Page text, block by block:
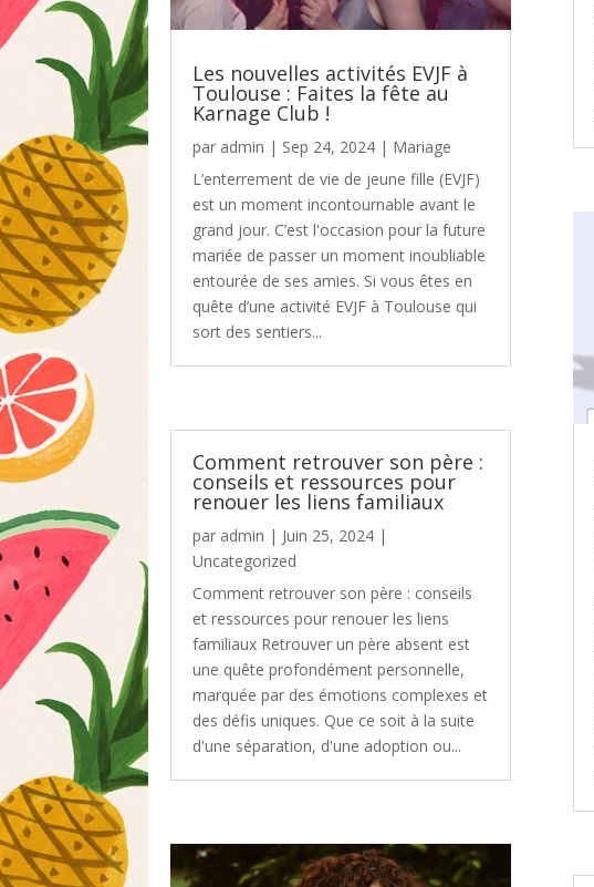
Les nouvelles activités EVJF à
Toulouse : Faites la fête au
Karnage Club !
par admin | Sep 24, 2024 | Mariage
L’enterrement de vie de jeune fille (EVJF)
est un moment incontournable avant le
grand jour. C’est l'occasion pour la future
mariée de passer un moment inoubliable
entourée de ses amies. Si vous êtes en
quête d’une activité EVJF à Toulouse qui
sort des sentiers...
Comment retrouver son père :
conseils et ressources pour
renouer les liens familiaux
par admin | Juin 25, 2024 |
Uncategorized
Comment retrouver son père : conseils
et ressources pour renouer les liens
familiaux Retrouver un père absent est
une quête profondément personnelle,
marquée par des émotions complexes et
des défis uniques. Que ce soit à la suite
d'une séparation, d'une adoption ou...